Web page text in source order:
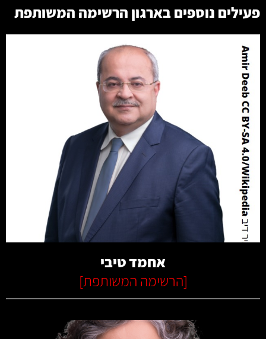
פעילים נוספים בארגון הרשימה המשותפת
קרא עוד
אחמד טיבי
[הרשימה המשותפת]